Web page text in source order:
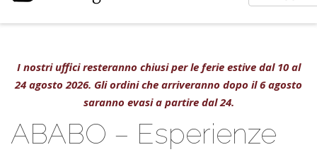
I nostri uffici resteranno chiusi per le ferie estive dal 10 al
24 agosto 2026. Gli ordini che arriveranno dopo il 6 agosto
saranno evasi a partire dal 24.
ABABO – Esperienze